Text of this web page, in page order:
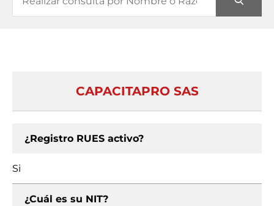
CAPACITAPRO SAS
¿Registro RUES activo?
Si
¿Cuál es su NIT?